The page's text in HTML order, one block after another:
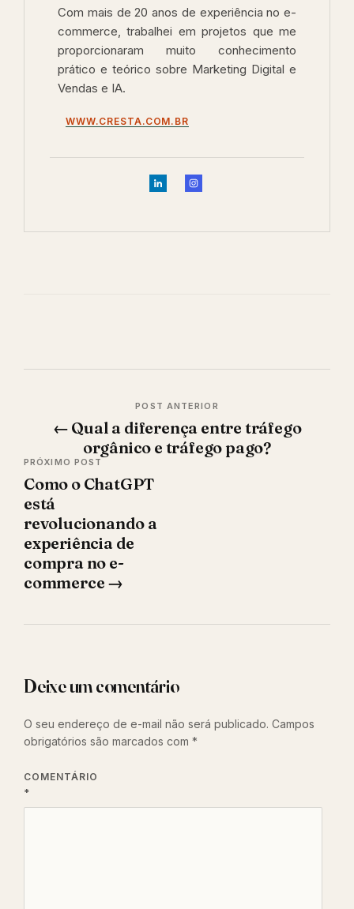
Com mais de 20 anos de experiência no e-
commerce, trabalhei em projetos que me
proporcionaram muito conhecimento
prático e teórico sobre Marketing Digital e
Vendas e IA.
WWW.CRESTA.COM.BR
Post
← Qual a diferença entre tráfego
orgânico e tráfego pago?
Como o ChatGPT
está
revolucionando a
experiência de
compra no e-
commerce →
Deixe um comentário
O seu endereço de e-mail não será publicado. Campos
obrigatórios são marcados com *
COMENTÁRIO
*